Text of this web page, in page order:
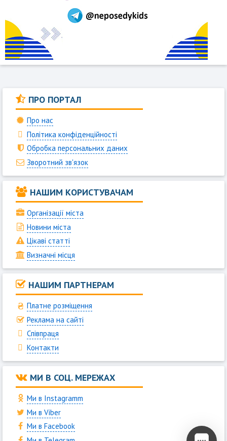
ПРО ПОРТАЛ
Про нас
Політика конфіденційності
Обробка персональних даних
Зворотний зв'язок
НАШИМ КОРИСТУВАЧАМ
Організації міста
Новини міста
Цікаві статті
Визначні місця
НАШИМ ПАРТНЕРАМ
Платне розміщення
Реклама на сайті
Співпраця
Контакти
МИ В СОЦ. МЕРЕЖАХ
Ми в Instagramm
Ми в Viber
Ми в Facebook